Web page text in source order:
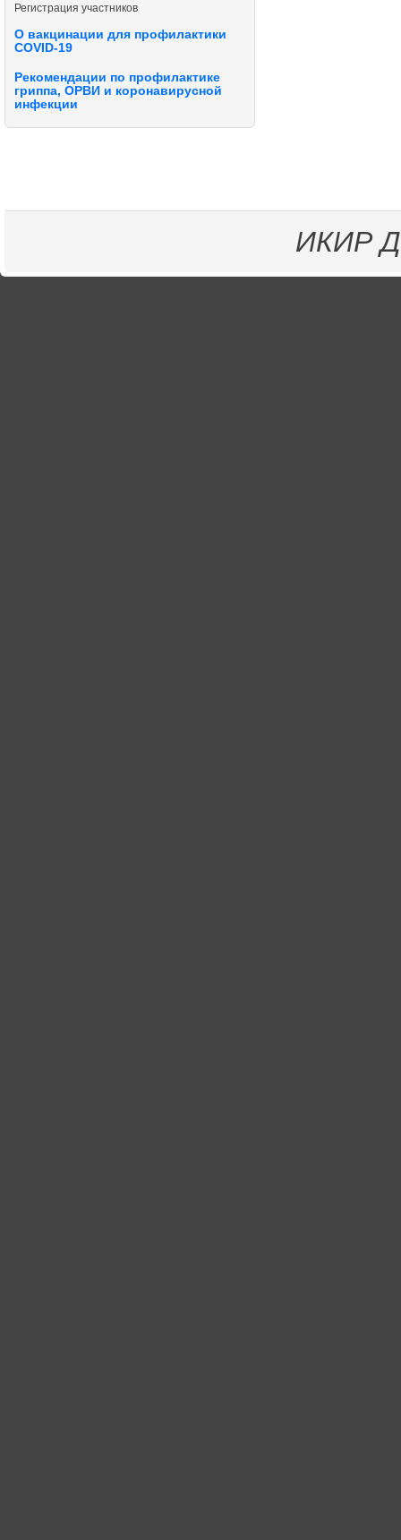
Регистрация участников
О вакцинации для профилактики
COVID-19
Рекомендации по профилактике
гриппа, ОРВИ и коронавирусной
инфекции
ИКИР